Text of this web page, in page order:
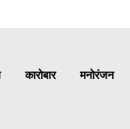
कारोबार मनोरंजन